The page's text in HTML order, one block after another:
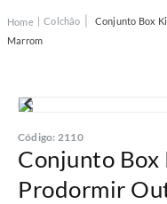
Colchão
Conjunto Box
Marrom
Código: 2110
Conjunto Box
Prodormir